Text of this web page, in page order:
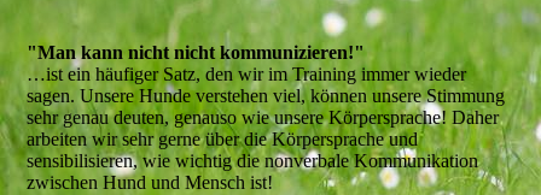
"Man kann nicht nicht kommunizieren!"
…ist ein häufiger Satz, den wir im Training immer wieder
sagen. Unsere Hunde verstehen viel, können unsere Stimmung
sehr genau deuten, genauso wie unsere Körpersprache! Daher
arbeiten wir sehr gerne über die Körpersprache und
sensibilisieren, wie wichtig die nonverbale Kommunikation
zwischen Hund und Mensch ist!